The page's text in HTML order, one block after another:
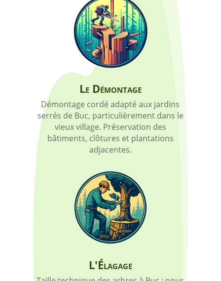
Le Démontage
Démontage cordé adapté aux jardins
serrés de Buc, particulièrement dans le
vieux village. Préservation des
bâtiments, clôtures et plantations
adjacentes.
L'Élagage